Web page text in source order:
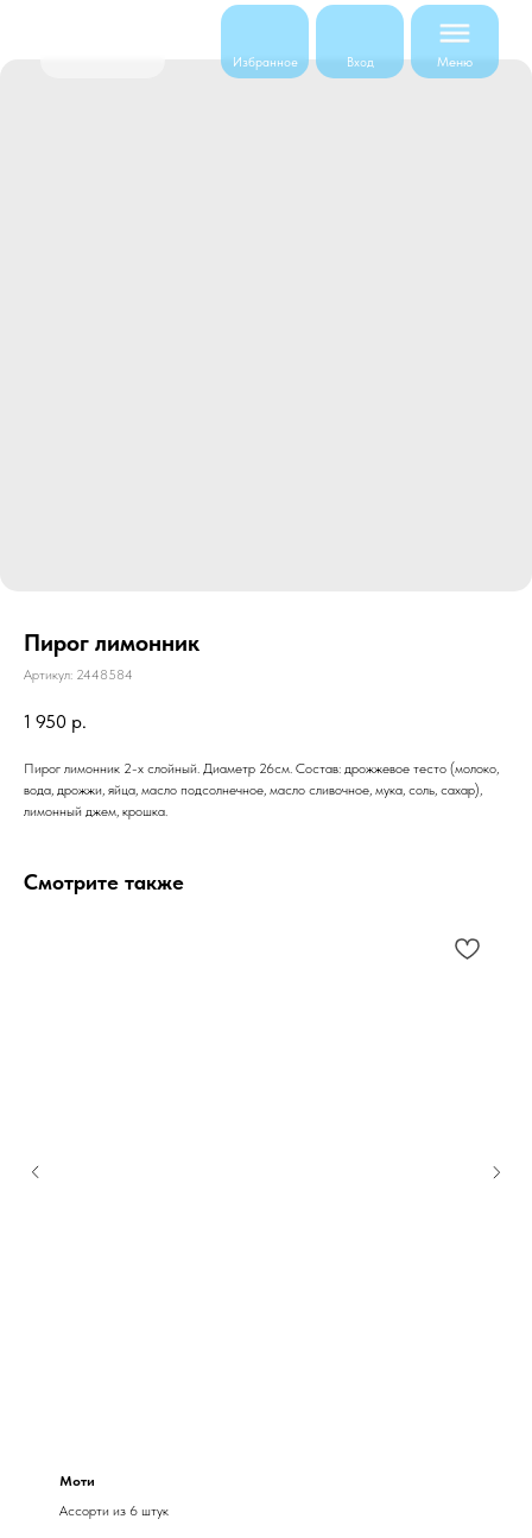
Меню
Вход
Избранное
Пирог лимонник
Артикул: 2448584
1 950 р.
Пирог лимонник 2-х слойный. Диаметр 26см. Состав: дрожжевое тесто (молоко,
вода, дрожжи, яйца, масло подсолнечное, масло сливочное, мука, соль, сахар),
лимонный джем, крошка.
Смотрите также
Моти
Ассорти из 6 штук